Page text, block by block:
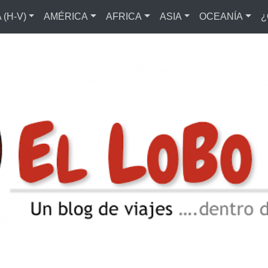
(H-V) AMÉRICA AFRICA ASIA OCEANÍA